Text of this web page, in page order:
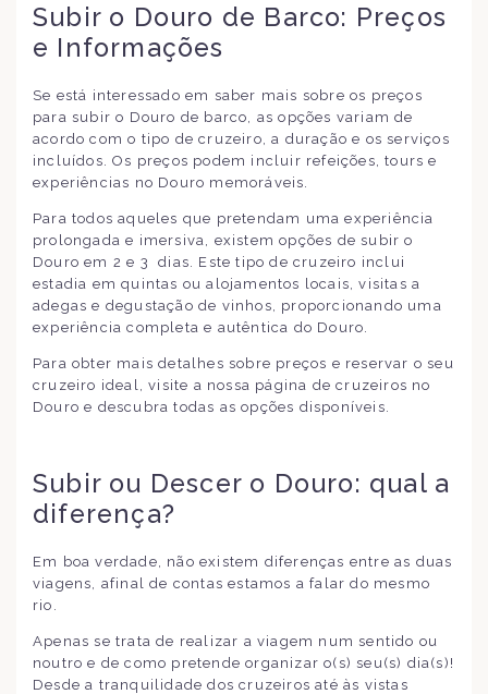
Subir o Douro de Barco: Preços
e Informações
Se está interessado em saber mais sobre os preços
para subir o Douro de barco, as opções variam de
acordo com o tipo de cruzeiro, a duração e os serviços
incluídos. Os preços podem incluir refeições, tours e
experiências no Douro memoráveis.
Para todos aqueles que pretendam uma experiência
prolongada e imersiva, existem opções de subir o
Douro em 2 e 3 dias. Este tipo de cruzeiro inclui
estadia em quintas ou alojamentos locais, visitas a
adegas e degustação de vinhos, proporcionando uma
experiência completa e autêntica do Douro.
Para obter mais detalhes sobre preços e reservar o seu
cruzeiro ideal, visite a nossa página de cruzeiros no
Douro e descubra todas as opções disponíveis.
Subir ou Descer o Douro: qual a
diferença?
Em boa verdade, não existem diferenças entre as duas
viagens, afinal de contas estamos a falar do mesmo
rio.
Apenas se trata de realizar a viagem num sentido ou
noutro e de como pretende organizar o(s) seu(s) dia(s)!
Desde a tranquilidade dos cruzeiros até às vistas